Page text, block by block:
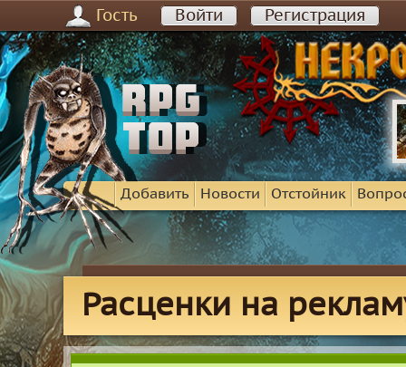
Гость Войти Регистрация
Добавить Новости Отстойник
Расценки на